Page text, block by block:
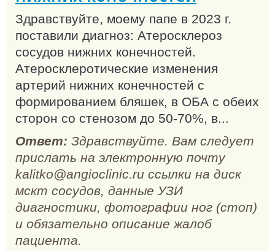
Здравствуйте, моему папе в 2023 г.
поставили диагноз: Атеросклероз
сосудов нижних конечностей.
Атеросклеротические изменения
артерий нижних конечностей с
формированием бляшек, в ОБА с обеих
сторон со стенозом до 50-70%, в...
Ответ: Здравствуйте. Вам следует
прислать на электронную почту
kalitko@angioclinic.ru ссылки на диск
мскт сосудов, данные УЗИ
диагностики, фотографии ног (стоп)
и обязательно описание жалоб
пациента.